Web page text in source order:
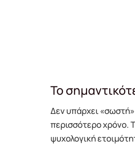
Το
Δεν υπάρχει «σωστή»
περισσότερο χρόνο.
ψυχολογική